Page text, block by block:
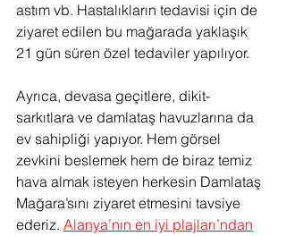
astım vb. Hastalıkların tedavisi için de
ziyaret edilen bu mağarada yaklaşık
21 gün süren özel tedaviler yapılıyor.
Ayrıca, devasa geçitlere, dikit-
sarkıtlara ve damlataş havuzlarına da
ev sahipliği yapıyor. Hem görsel
zevkini beslemek hem de biraz temiz
hava almak isteyen herkesin Damlataş
Mağara’sını ziyaret etmesini tavsiye
ederiz. Alanya’nın en iyi plajları’ndan